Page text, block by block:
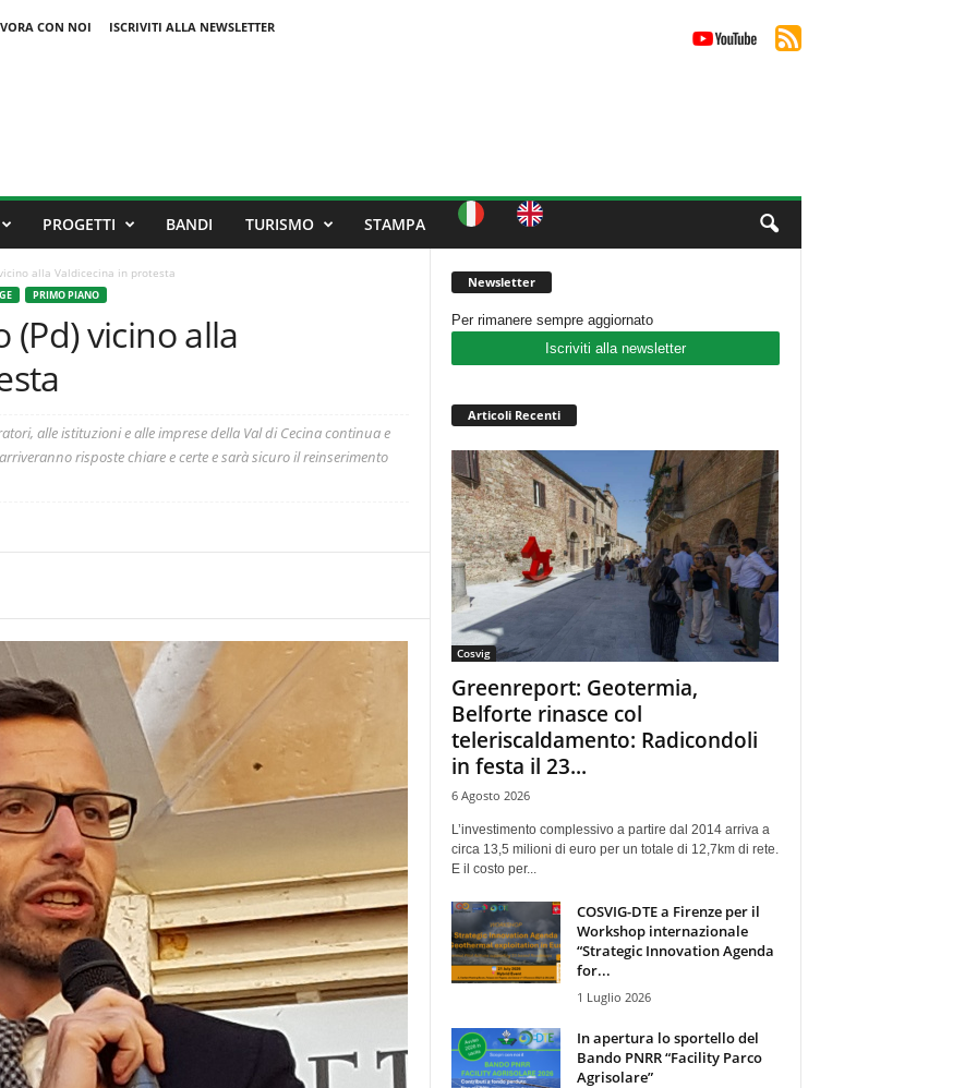
CON NOI ISCRIVITI ALLA NEWSLETTER
PROGETTI BANDI TURISMO STAMPA
alla Valdicecina in protesta
PRIMO PIANO
(Pd) vicino alla
alle istituzioni e alle imprese della Val di Cecina continua e
risposte chiare e certe e sarà sicuro il reinserimento
Newsletter
Per rimanere sempre aggiornato
Iscriviti alla newsletter
Articoli Recenti
Cosvig
Greenreport: Geotermia,
Belforte rinasce col
teleriscaldamento: Radicondoli
in festa il 23...
6 Agosto 2026
L’investimento complessivo a partire dal 2014 arriva a
circa 13,5 milioni di euro per un totale di 12,7km di rete.
E il costo per...
COSVIG-DTE a Firenze per il
Workshop internazionale
“Strategic Innovation Agenda
for...
1 Luglio 2026
In apertura lo sportello del
Bando PNRR “Facility Parco
Agrisolare”